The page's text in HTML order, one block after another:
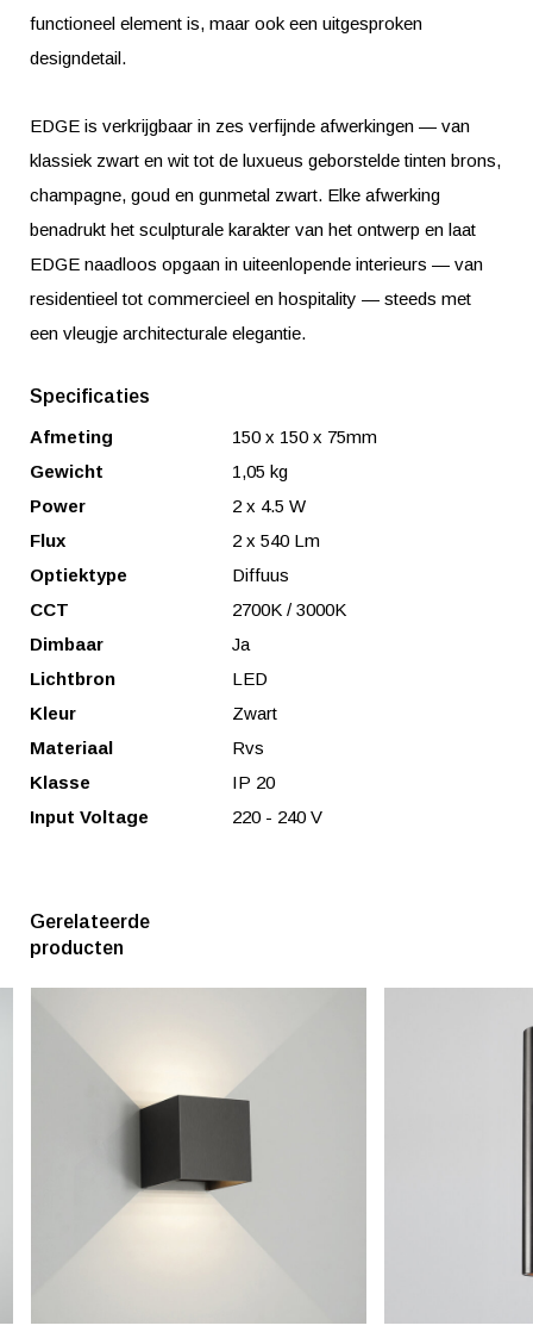
functioneel element is, maar ook een uitgesproken
designdetail.
EDGE is verkrijgbaar in zes verfijnde afwerkingen — van
klassiek zwart en wit tot de luxueus geborstelde tinten brons,
champagne, goud en gunmetal zwart. Elke afwerking
benadrukt het sculpturale karakter van het ontwerp en laat
EDGE naadloos opgaan in uiteenlopende interieurs — van
residentieel tot commercieel en hospitality — steeds met
een vleugje architecturale elegantie.
Specificaties
Afmeting
150 x 150 x 75mm
Gewicht
1,05 kg
Power
2 x 4.5 W
Flux
2 x 540 Lm
Optiektype
Diffuus
CCT
2700K / 3000K
Dimbaar
Ja
Lichtbron
LED
Kleur
Zwart
Materiaal
Rvs
Klasse
IP 20
Input Voltage
220 - 240 V
Gerelateerde
producten